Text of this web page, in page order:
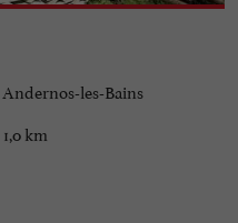
Andernos-les-Bains
1,0 km